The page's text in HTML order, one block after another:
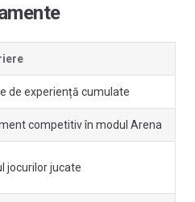
de experiență cumulate
competitiv în modul Arena
jocurilor jucate